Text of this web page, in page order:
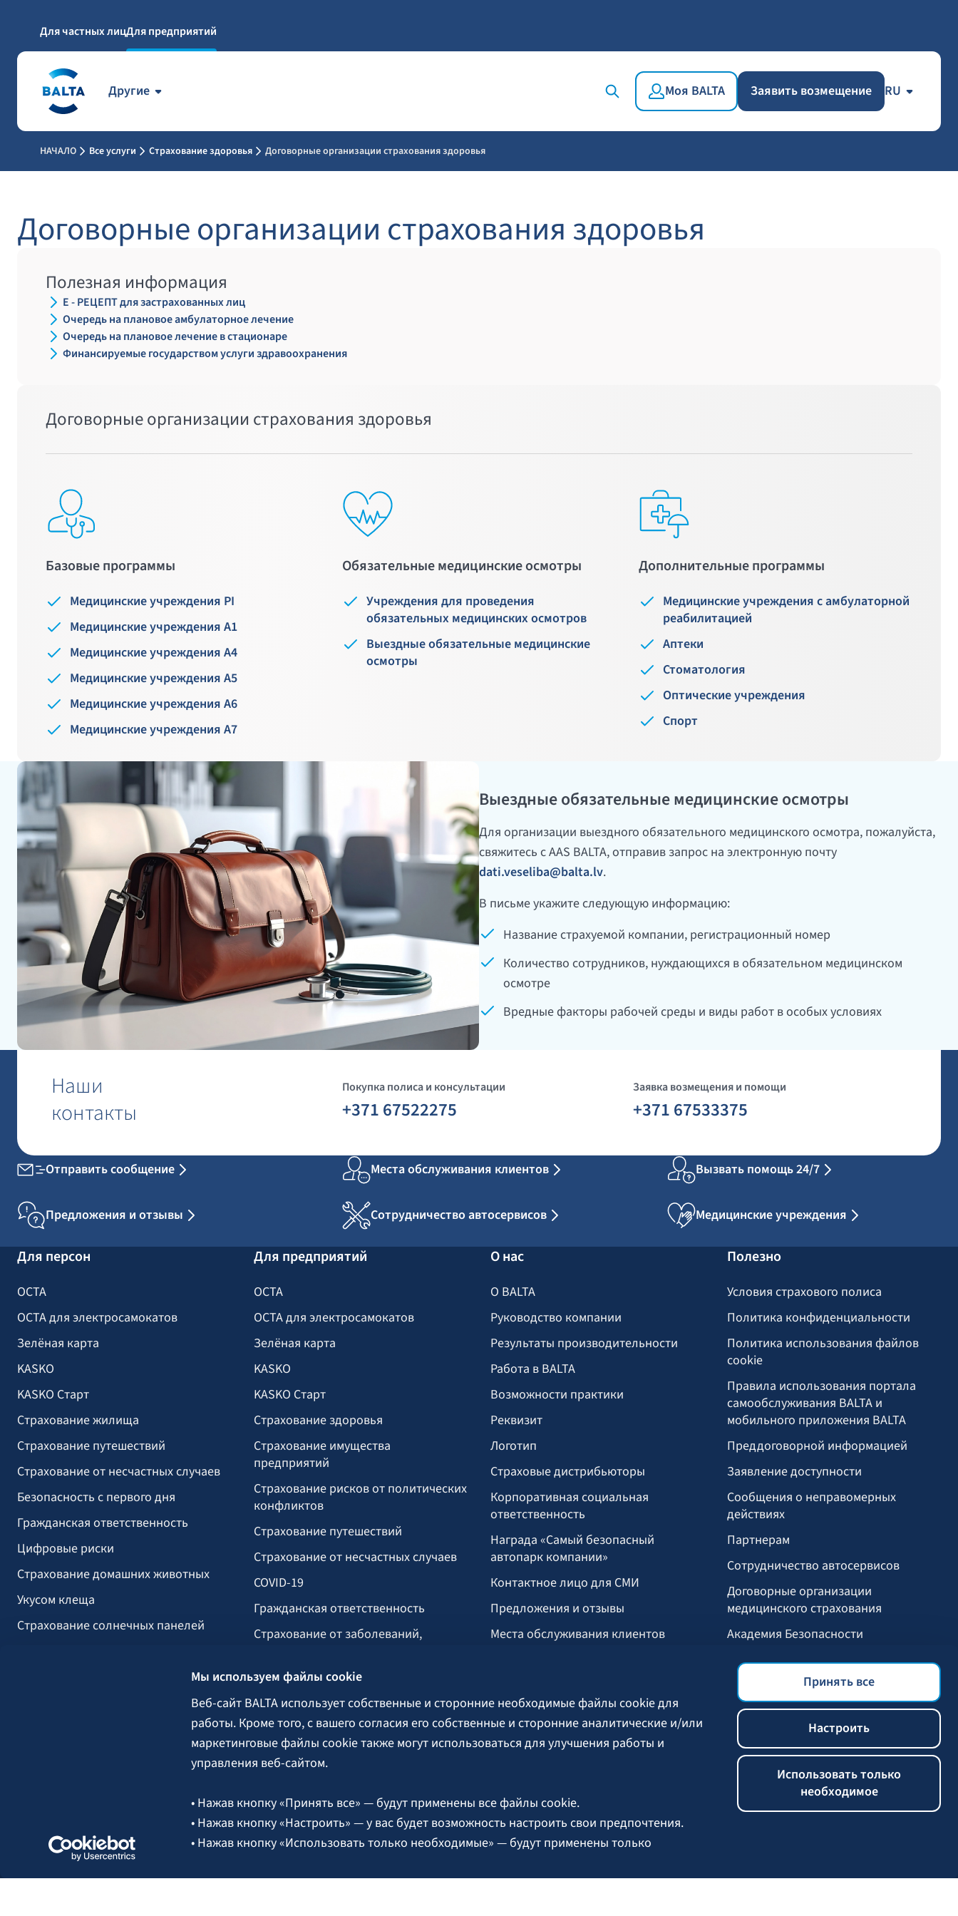
Мы используем файлы cookie
Веб-сайт BALTA использует собственные и сторонние необходимые файлы cookie для
работы. Кроме того, с вашего согласия его собственные и сторонние аналитические и/или
маркетинговые файлы cookie также могут использоваться для улучшения работы и
управления веб-сайтом.
• Нажав кнопку «Принять все» — будут применены все файлы cookie.
• Нажав кнопку «Настроить» — у вас будет возможность настроить свои предпочтения.
• Нажав кнопку «Использовать только необходимые» — будут применены только
Принять все
Настроить
Использовать только
необходимое
Для частных лицДля предприятий
Другие Моя BALTA Заявить возмещение RU
НАЧАЛО Все услуги Страхование здоровья Договорные организации страхования здоровья
Договорные организации страхования здоровья
Полезная информация
E - РЕЦЕПТ для застрахованных лиц
Очередь на плановое амбулаторное лечение
Очередь на плановое лечение в стационаре
Финансируемые государством услуги здравоохранения
Договорные организации страхования здоровья
Базовые программы
Медицинские учреждения PI
Медицинские учреждения A1
Медицинские учреждения A4
Медицинские учреждения A5
Медицинские учреждения A6
Медицинские учреждения A7
Обязательные медицинские осмотры
Учреждения для проведения
обязательных медицинских осмотров
Выездные обязательные медицинские
осмотры
Дополнительные программы
Медицинские учреждения с амбулаторной
реабилитацией
Аптеки
Стоматология
Оптические учреждения
Спорт
Выездные обязательные медицинские осмотры
Для организации выездного обязательного медицинского осмотра, пожалуйста,
свяжитесь с AAS BALTA, отправив запрос на электронную почту
dati.veseliba@balta.lv.
В письме укажите следующую информацию:
Название страхуемой компании, регистрационный номер
Количество сотрудников, нуждающихся в обязательном медицинском
осмотре
Вредные факторы рабочей среды и виды работ в особых условиях
Наши
контакты
Покупка полиса и консультации
+371 67522275
Заявка возмещения и помощи
+371 67533375
Отправить сообщение Места обслуживания клиентов Вызвать помощь 24/7
Предложения и отзывы Сотрудничество автосервисов Медицинские учреждения
Для персон
OCTA
OCTA для электросамокатов
Зелёная карта
KASKO
KASKO Старт
Страхование жилища
Страхование путешествий
Страхование от несчастных случаев
Безопасность с первого дня
Гражданская ответственность
Цифровые риски
Страхование домашних животных
Укусом клеща
Страхование солнечных панелей
Для предприятий
OCTA
OCTA для электросамокатов
Зелёная карта
KASKO
KASKO Старт
Страхование здоровья
Страхование имущества
предприятий
Страхование рисков от политических
конфликтов
Страхование путешествий
Страхование от несчастных случаев
COVID-19
Гражданская ответственность
Страхование от заболеваний,
Строительство
Сельское хозяйство
Груз
Гарантии, поручительства
О нас
О BALTA
Руководство компании
Результаты производительности
Работа в BALTA
Возможности практики
Реквизит
Логотип
Страховые дистрибьюторы
Корпоративная социальная
ответственность
Награда «Самый безопасный
автопарк компании»
Контактное лицо для СМИ
Предложения и отзывы
Места обслуживания клиентов
Полезно
Условия страхового полиса
Политика конфиденциальности
Политика использования файлов
cookie
Правила использования портала
самообслуживания BALTA и
мобильного приложения BALTA
Преддоговорной информацией
Заявление доступности
Сообщения о неправомерных
действиях
Партнерам
Сотрудничество автосервисов
Договорные организации
медицинского страхования
Академия Безопасности
Мобильное приложение БАЛТА
Выгоды для клиентов